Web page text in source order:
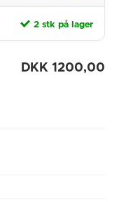
2 stk på lager
DKK 1200,00